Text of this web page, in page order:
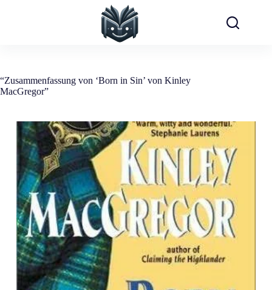
“Zusammenfassung von ‘Born in Sin’ von Kinley
MacGregor”